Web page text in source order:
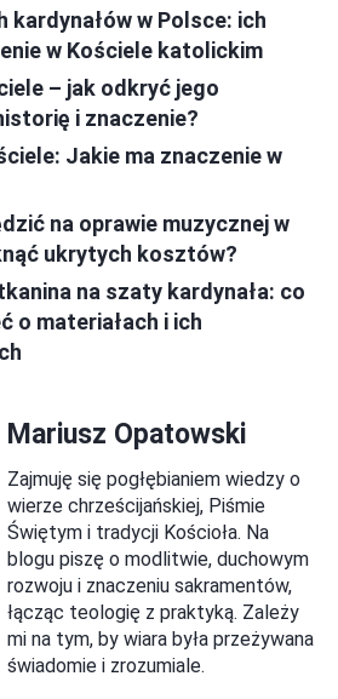
kardynałów w Polsce: ich
w Kościele katolickim
– jak odkryć jego
i znaczenie?
Jakie ma znaczenie w
na oprawie muzycznej w
ukrytych kosztów?
na szaty kardynała: co
o materiałach i ich
Mariusz Opatowski
Zajmuję się pogłębianiem wiedzy o
wierze chrześcijańskiej, Piśmie
Świętym i tradycji Kościoła. Na
blogu piszę o modlitwie, duchowym
rozwoju i znaczeniu sakramentów,
łącząc teologię z praktyką. Zależy
mi na tym, by wiara była przeżywana
świadomie i zrozumiale.